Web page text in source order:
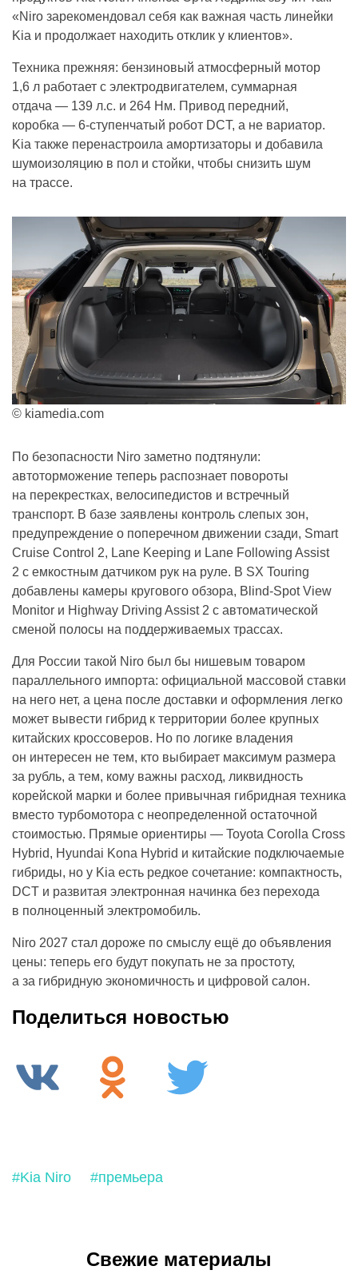
«Niro зарекомендовал себя как важная часть линейки
Kia и продолжает находить отклик у клиентов».
Техника прежняя: бензиновый атмосферный мотор
1,6 л работает с электродвигателем, суммарная
отдача — 139 л.с. и 264 Нм. Привод передний,
коробка — 6-ступенчатый робот DCT, а не вариатор.
Kia также перенастроила амортизаторы и добавила
шумоизоляцию в пол и стойки, чтобы снизить шум
на трассе.
© kiamedia.com
По безопасности Niro заметно подтянули:
автоторможение теперь распознает повороты
на перекрестках, велосипедистов и встречный
транспорт. В базе заявлены контроль слепых зон,
предупреждение о поперечном движении сзади, Smart
Cruise Control 2, Lane Keeping и Lane Following Assist
2 с емкостным датчиком рук на руле. В SX Touring
добавлены камеры кругового обзора, Blind-Spot View
Monitor и Highway Driving Assist 2 с автоматической
сменой полосы на поддерживаемых трассах.
Для России такой Niro был бы нишевым товаром
параллельного импорта: официальной массовой ставки
на него нет, а цена после доставки и оформления легко
может вывести гибрид к территории более крупных
китайских кроссоверов. Но по логике владения
он интересен не тем, кто выбирает максимум размера
за рубль, а тем, кому важны расход, ликвидность
корейской марки и более привычная гибридная техника
вместо турбомотора с неопределенной остаточной
стоимостью. Прямые ориентиры — Toyota Corolla Cross
Hybrid, Hyundai Kona Hybrid и китайские подключаемые
гибриды, но у Kia есть редкое сочетание: компактность,
DCT и развитая электронная начинка без перехода
в полноценный электромобиль.
Niro 2027 стал дороже по смыслу ещё до объявления
цены: теперь его будут покупать не за простоту,
а за гибридную экономичность и цифровой салон.
Поделиться новостью
#Kia Niro #премьера
Свежие материалы